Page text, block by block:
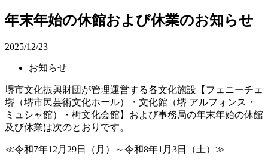
年末年始の休館および休業のお知らせ
2025/12/23
お知らせ
堺市文化振興財団が管理運営する各文化施設【フェニーチェ
堺（堺市民芸術文化ホール）・文化館（堺 アルフォンス・
ミュシャ館）・栂文化会館】および事務局の年末年始の休館
及び休業は次のとおりです。
≪令和7年12月29日（月）～令和8年1月3日（土）≫